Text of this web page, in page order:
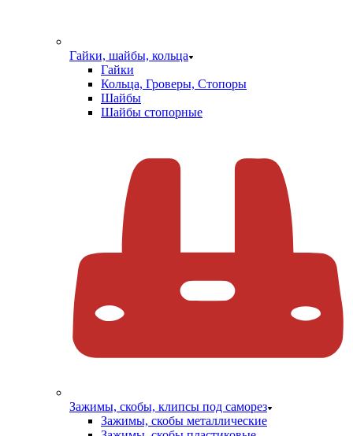
Гайки, шайбы, кольца
Гайки
Кольца, Гроверы, Стопоры
Шайбы
Шайбы стопорные
Зажимы, скобы, клипсы под саморез
Зажимы, скобы металлические